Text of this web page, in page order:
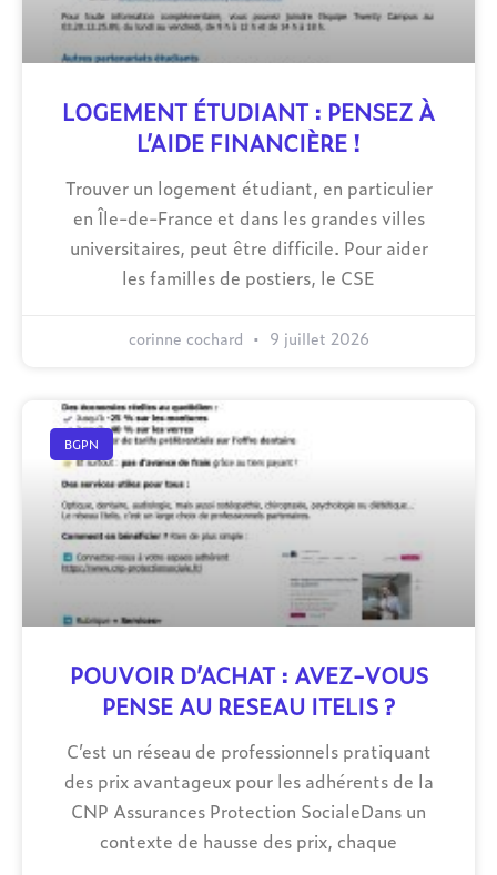
LOGEMENT ÉTUDIANT : PENSEZ À
L’AIDE FINANCIÈRE !
Trouver un logement étudiant, en particulier
en Île-de-France et dans les grandes villes
universitaires, peut être difficile. Pour aider
les familles de postiers, le CSE
corinne cochard 9 juillet 2026
BGPN
POUVOIR D’ACHAT : AVEZ-VOUS
PENSE AU RESEAU ITELIS ?
C’est un réseau de professionnels pratiquant
des prix avantageux pour les adhérents de la
CNP Assurances Protection SocialeDans un
contexte de hausse des prix, chaque